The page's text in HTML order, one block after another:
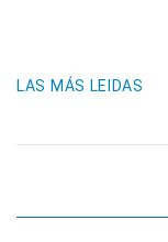
LAS MÁS LEIDAS